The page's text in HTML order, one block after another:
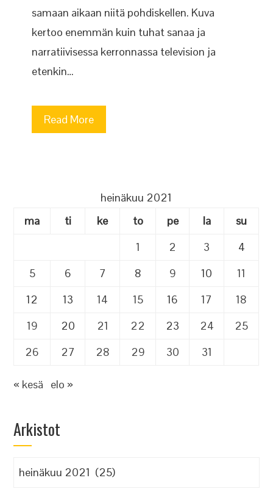
samaan aikaan niitä pohdiskellen. Kuva
kertoo enemmän kuin tuhat sanaa ja
narratiivisessa kerronnassa television ja
etenkin…
Read More
heinäkuu 2021
ma
ti ke to pe la
su
1
2 3
4
5
6 7 8 9 10
11
12
13 14 15 16 17
18
19
20 21 22 23 24
25
26
27 28 29 30 31
« kesä elo »
Arkistot
Arkistot